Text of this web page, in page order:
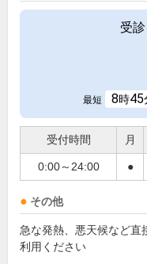
受
最短 8時45
受付時間 月
0:00～24:00 ●
その他
急な発熱、悪天候など直
利用ください